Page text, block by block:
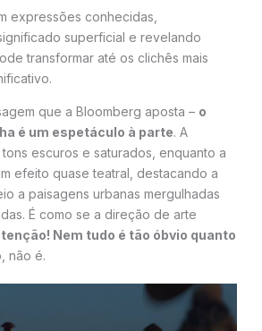
expressões conhecidas,
superficial e revelando
transformar até os clichês mais
que a Bloomberg aposta – o
é um espetáculo à parte. A
escuros e saturados, enquanto a
efeito quase teatral, destacando a
a paisagens urbanas mergulhadas
É como se a direção de arte
Nem tudo é tão óbvio quanto
não é.